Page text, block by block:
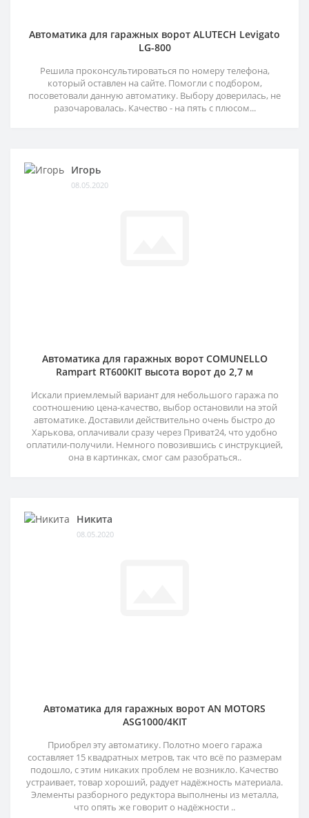
Автоматика для гаражных ворот ALUTECH Levigato
LG-800
Решила проконсультироваться по номеру телефона,
который оставлен на сайте. Помогли с подбором,
посоветовали данную автоматику. Выбору доверилась, не
разочаровалась. Качество - на пять с плюсом...
Игорь
08.05.2020
Автоматика для гаражных ворот COMUNELLO
Rampart RT600KIT высота ворот до 2,7 м
Искали приемлемый вариант для небольшого гаража по
соотношению цена-качество, выбор остановили на этой
автоматике. Доставили действительно очень быстро до
Харькова, оплачивали сразу через Приват24, что удобно
оплатили-получили. Немного повозившись с инструкцией,
она в картинках, смог сам разобраться..
Никита
08.05.2020
Автоматика для гаражных ворот AN MOTORS
ASG1000/4KIT
Приобрел эту автоматику. Полотно моего гаража
составляет 15 квадратных метров, так что всё по размерам
подошло, с этим никаких проблем не возникло. Качество
устраивает, товар хороший, радует надёжность материала.
Элементы разборного редуктора выполнены из металла,
что опять же говорит о надёжности ..